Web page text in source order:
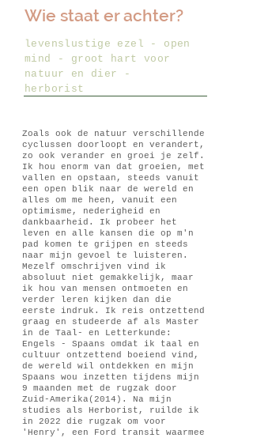
Wie staat er achter?
levenslustige ezel - open
mind - groot hart voor
natuur en dier -
herborist
Zoals ook de natuur verschillende
cyclussen doorloopt en verandert,
zo ook verander en groei je zelf.
Ik hou enorm van dat groeien, met
vallen en opstaan, steeds vanuit
een open blik naar de wereld en
alles om me heen, vanuit een
optimisme, nederigheid en
dankbaarheid. Ik probeer het
leven en alle kansen die op m'n
pad komen te grijpen en steeds
naar mijn gevoel te luisteren.
Mezelf omschrijven vind ik
absoluut niet gemakkelijk, maar
ik hou van mensen ontmoeten en
verder leren kijken dan die
eerste indruk. Ik reis ontzettend
graag en studeerde af als Master
in de Taal- en Letterkunde:
Engels - Spaans omdat ik taal en
cultuur ontzettend boeiend vind,
de wereld wil ontdekken en mijn
Spaans wou inzetten tijdens mijn
9 maanden met de rugzak door
Zuid-Amerika(2014). Na mijn
studies als Herborist, ruilde ik
in 2022 die rugzak om voor
'Henry', een Ford transit waarmee